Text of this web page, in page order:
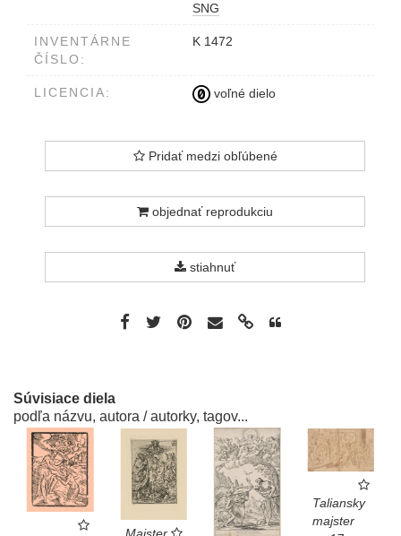
SNG
INVENTÁRNE
ČÍSLO:
K 1472
LICENCIA: voľné dielo
Pridať medzi obľúbené
objednať reprodukciu
stiahnuť
Súvisiace diela
podľa názvu, autora / autorky, tagov...
Taliansky
majster